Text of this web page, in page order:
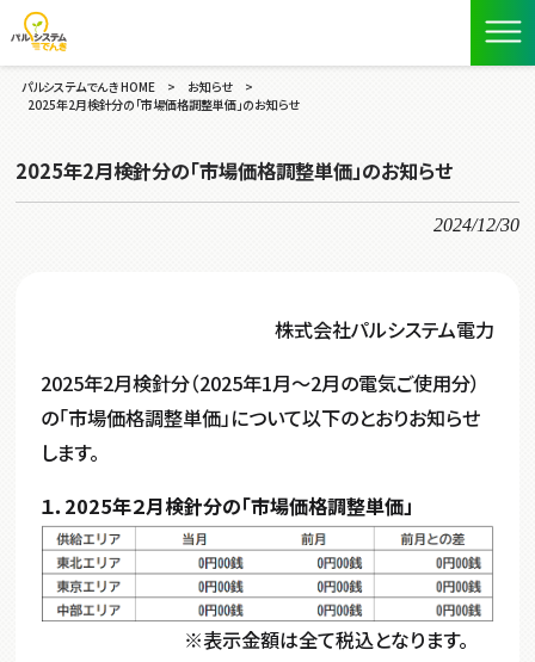
パルシステムでんき HOME > お知らせ
>
2025年2月検針分の「市場価格調整単価」のお知らせ
2025年2月検針分の「市場価格調整単価」のお知らせ
2024/12/30
株式会社パルシステム電力
2025年2月検針分（2025年1月～2月の電気ご使用分）
の「市場価格調整単価」について以下のとおりお知らせ
します。
１．2025年２月検針分の「市場価格調整単価」
※表示金額は全て税込となります。